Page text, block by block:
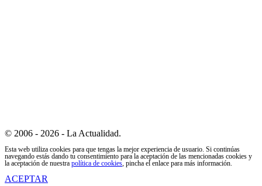
© 2006 - 2026 - La Actualidad.
Esta web utiliza cookies para que tengas la mejor experiencia de usuario. Si continúas
navegando estás dando tu consentimiento para la aceptación de las mencionadas cookies y
la aceptación de nuestra política de cookies, pincha el enlace para más información.
ACEPTAR